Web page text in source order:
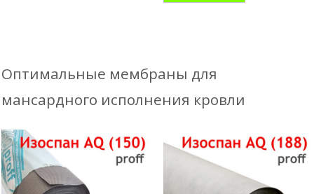
Оптимальные мембраны для
мансардного исполнения кровли